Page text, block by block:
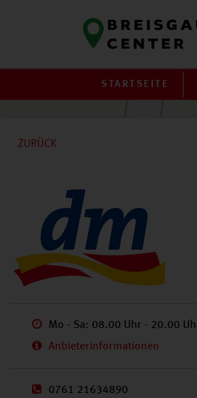
STARTSEITE
ZURÜCK
Mo - Sa: 08.00 Uhr - 20.00
Anbieterinformationen
0761 21634890
B&C
Beautiful Nails Nagelstudio
FAY
Olivia